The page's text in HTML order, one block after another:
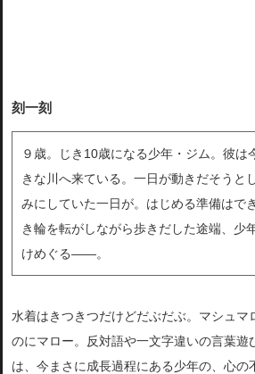
刻一刻
９歳。じき10歳になる少年・ジム。彼は
きな川へ来ている。一日が動きだそうと
みにしていた一日が。はじめる準備はで
き輪を転がしながら歩きだした途端、少
けめぐる――。
水着はきつきつだけどだぶだぶ。マシュマ
のにマロー。反対語や一文字違いの言葉遊
は、 今まさに成長過程にある少年の、心の